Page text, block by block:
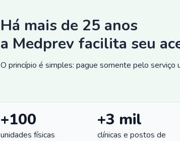
Há mais de 25 anos
a Medprev facilita seu
O princípio é simples: pague somente pelo serviço
+100
unidades físicas
+3 mil
clínicas e postos de